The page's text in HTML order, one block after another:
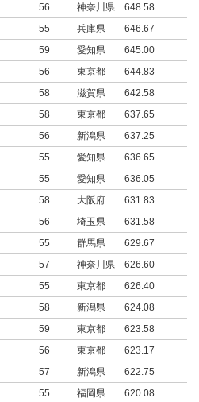
56 神奈川県
648.58
55 兵庫県
646.67
59 愛知県
645.00
56 東京都
644.83
58 滋賀県
642.58
58 東京都
637.65
56 新潟県
637.25
55 愛知県
636.65
55 愛知県
636.05
58 大阪府
631.83
56 埼玉県
631.58
55 群馬県
629.67
57 神奈川県
626.60
55 東京都
626.40
58 新潟県
624.08
59 東京都
623.58
56 東京都
623.17
57 新潟県
622.75
55 福岡県
620.08